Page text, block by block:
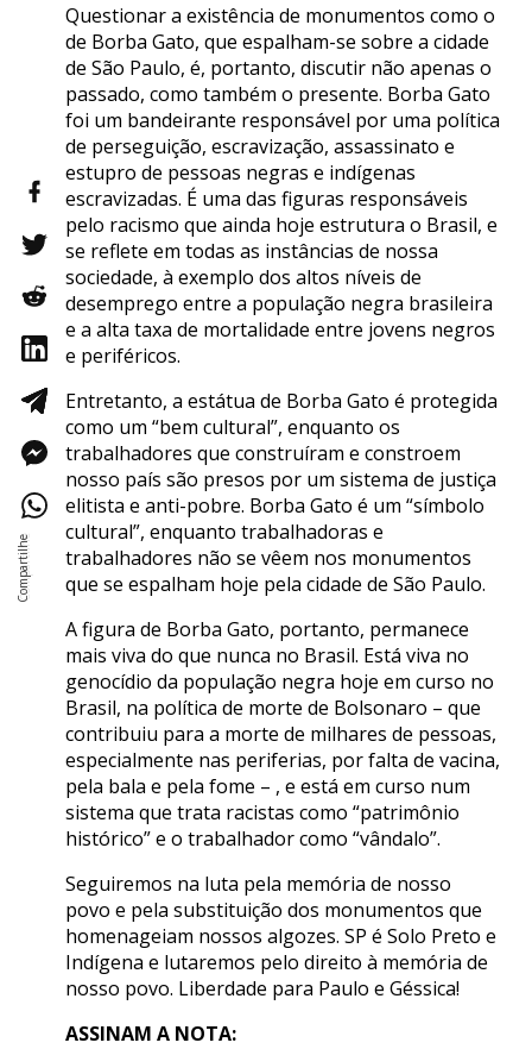
Questionar a existência de monumentos como o
de Borba Gato, que espalham-se sobre a cidade
de São Paulo, é, portanto, discutir não apenas o
passado, como também o presente. Borba Gato
foi um bandeirante responsável por uma política
de perseguição, escravização, assassinato e
estupro de pessoas negras e indígenas
escravizadas. É uma das figuras responsáveis
pelo racismo que ainda hoje estrutura o Brasil, e
se reflete em todas as instâncias de nossa
sociedade, à exemplo dos altos níveis de
desemprego entre a população negra brasileira
e a alta taxa de mortalidade entre jovens negros
e periféricos.
Entretanto, a estátua de Borba Gato é protegida
como um “bem cultural”, enquanto os
trabalhadores que construíram e constroem
nosso país são presos por um sistema de justiça
elitista e anti-pobre. Borba Gato é um “símbolo
cultural”, enquanto trabalhadoras e
trabalhadores não se vêem nos monumentos
que se espalham hoje pela cidade de São Paulo.
A figura de Borba Gato, portanto, permanece
mais viva do que nunca no Brasil. Está viva no
genocídio da população negra hoje em curso no
Brasil, na política de morte de Bolsonaro – que
contribuiu para a morte de milhares de pessoas,
especialmente nas periferias, por falta de vacina,
pela bala e pela fome – , e está em curso num
sistema que trata racistas como “patrimônio
histórico” e o trabalhador como “vândalo”.
Seguiremos na luta pela memória de nosso
povo e pela substituição dos monumentos que
homenageiam nossos algozes. SP é Solo Preto e
Indígena e lutaremos pelo direito à memória de
nosso povo. Liberdade para Paulo e Géssica!
ASSINAM A NOTA: